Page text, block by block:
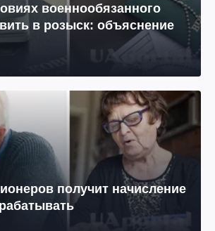
военнообязанного
в розыск: объяснение
получит начисление